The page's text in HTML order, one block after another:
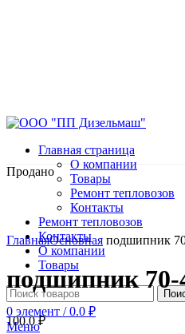
Главная страница
О компании
Товары
Ремонт тепловозов
Контакты
Ремонт тепловозов
Контакты
О компании
Товары
0 элемент / 0.0 ₽
Меню
Продано
Нажмите, чтобы увеличить
ГлавнаяОсновная подшипник
подшипник
100.0₽